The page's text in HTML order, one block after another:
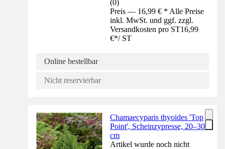
(0)
Preis — 16,99 € * Alle Preise
inkl. MwSt. und ggf. zzgl.
Versandkosten pro ST16,99
€*/ ST
Online bestellbar
Nicht reservierbar
Chamaecyparis thyoides 'Top
Point', Scheinzypresse, 20–30
cm
Artikel wurde noch nicht